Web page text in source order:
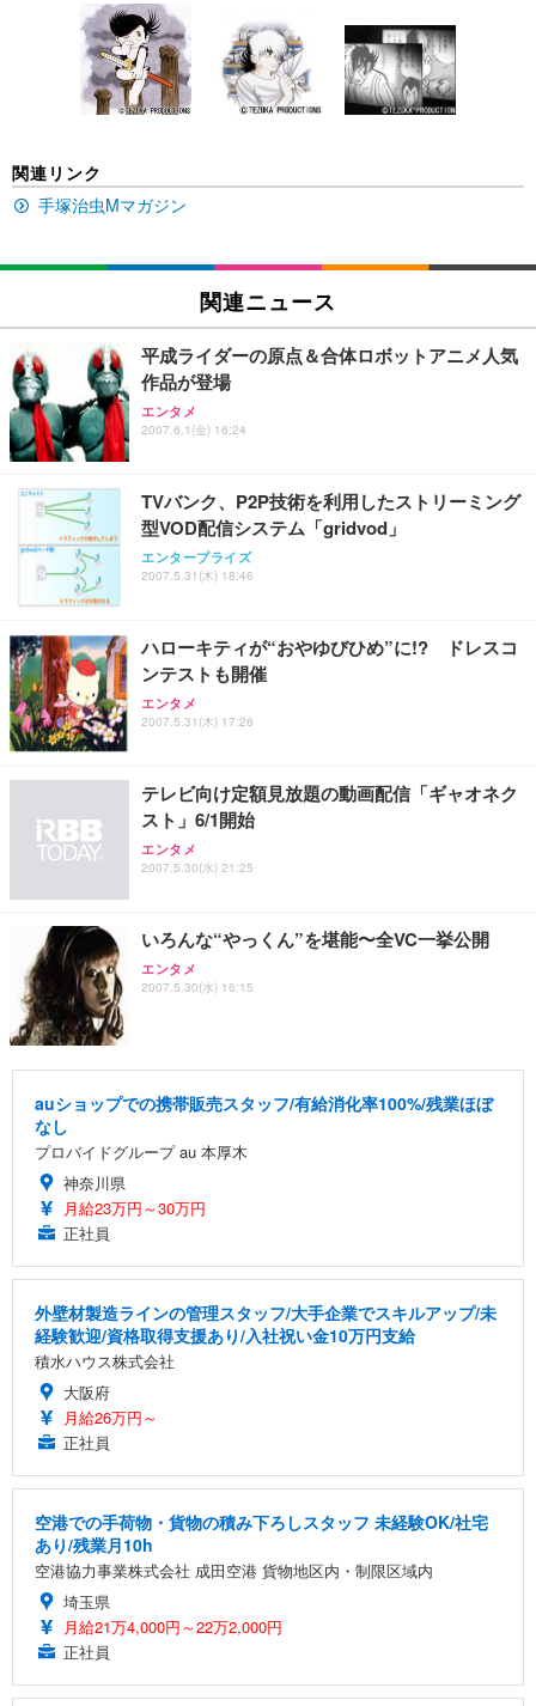
[EdoErgo] オフィスチェア 椅子 テレワーク 疲れな
い 跳ね上げ式アームレスト コンパクト 約105度ロッ
キング pc 事務椅子 360度回転 座面昇降 強化ナイロ
ン樹脂ベース 通気性メッシュ 在宅ワーク H-WY01
(黒網+黒枠+黒足)
￥5,699
ュチェア 人間工学 疲れない ブラック
￥27,999
Sezlife オフィスチェア デスクチェア 疲れない テレ
ワーク チェア 強化バックレスト 30度ロッキング機
レスト 3Dヘッドレスト ハンガー付き 高反発クッシ
ョン PCチェア 通気性メッシュ ゲーミング/勉強/事
務用 おしゃれ パソコンチェア (ブラック)
￥7,680
Sezlife オフィスチェア デスクチェア 疲れない テレ
レスト 3Dヘッドレスト ハンガー付き 高反発クッシ
ョン PCチェア 通気性メッシュ ゲーミング/勉強/事
務用 おしゃれ パソコンチェア (ホワイト)
￥7,680
ANDWINT オフィスチェア デスクチェア 肘なし メ
ト 幅52×奥行58.5×高さ84～96cm テレワーク 在宅
勤務 ブラック
￥4,139
EIZO ビジネス向けプレミアムモニター | FlexScan
EV3240X-WT | 31.5型4K UHD・USB Type-C・ホワ
イト
￥105,595
イト
【純正品】27"ゲーミングモニター DualSense 充電
フック付き（CFI-ZDM1J）
￥49,979
【整備済み品】Dell E2724HS 27インチ 液晶モニタ
応 ComfortView ビジネス向け
￥15,800
【MiniLED/24.5inch/280Hz/FHD】GRAPHT THE S
像低減 (3年保証 | 輝点保証 | 日本メーカー)
￥34,980
Amazonベーシック ペットシーツ 薄型 レギュラー 1
回使い捨て 無香料 ホワイト 300枚
￥3,373
x2袋(84枚) ホワイト(吸収面:ライトブルー)
￥3,234
ネオ・ルーライフ ネオ・オムツ L 中型犬用 26枚入
り 単品
￥1,800
Smart Basic(スマートベーシック) 【Amazon.co.jp
￥3,670
アイリスオーヤマ ペットシーツ 超厚型 お徳用 レギ
￥3,731
関連リンク
手塚治虫Mマガジン
関連ニュース
平成ライダーの原点＆合体ロボットアニメ人気
作品が登場
エンタメ
2007.6.1(金) 16:24
TVバンク、P2P技術を利用したストリーミング
型VOD配信システム「gridvod」
エンタープライズ
2007.5.31(木) 18:46
ハローキティが“おやゆびひめ”に!? ドレスコ
ンテストも開催
エンタメ
2007.5.31(木) 17:26
テレビ向け定額見放題の動画配信「ギャオネク
スト」6/1開始
エンタメ
2007.5.30(水) 21:25
いろんな“やっくん”を堪能〜全VC一挙公開
エンタメ
2007.5.30(水) 16:15
auショップでの携帯販売スタッフ/有給消化率100%/残業ほぼ
なし
プロバイドグループ au 本厚木
神奈川県
月給23万円～30万円
正社員
外壁材製造ラインの管理スタッフ/大手企業でスキルアップ/未
経験歓迎/資格取得支援あり/入社祝い金10万円支給
積水ハウス株式会社
大阪府
月給26万円～
正社員
空港での手荷物・貨物の積み下ろしスタッフ 未経験OK/社宅
あり/残業月10h
空港協力事業株式会社 成田空港 貨物地区内・制限区域内
埼玉県
月給21万4,000円～22万2,000円
正社員